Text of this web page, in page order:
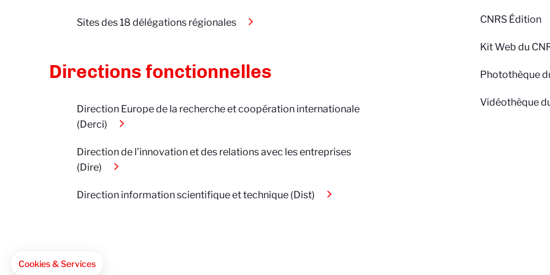
Sites des 18 délégations régionales
Directions fonctionnelles
Direction Europe de la recherche et coopération internationale
(Derci)
Direction de l'innovation et des relations avec les entreprises
(Dire)
Direction information scientifique et technique (Dist)
CNRS Édition
Kit Web du
Photothèque
Vidéothèque
Our platform empowers you to tailor and manage your privacy settings, ensuring compliance with regulations.
Cookies & Services